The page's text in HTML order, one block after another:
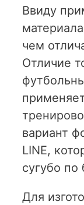
Ввиду
чем
Отличие
вариант
LINE,
сугубо по
Для